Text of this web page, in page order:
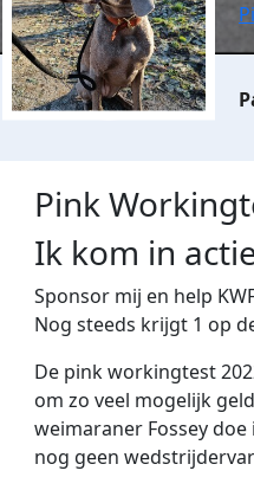
Pink
Ik kom in
Sponsor mij en help
Nog steeds krijgt 1 op
De pink workingtest
om zo veel mogelijk
weimaraner Fossey
nog geen